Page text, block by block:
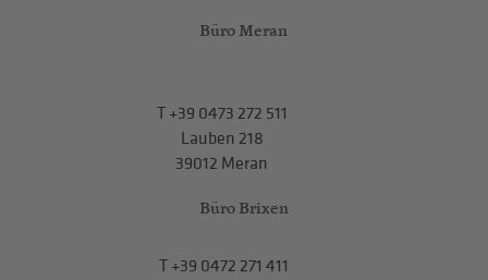
Büro Meran
T+39 0473 272 511
Lauben 218
39012 Meran
Büro Brixen
T+39 0472 271 411